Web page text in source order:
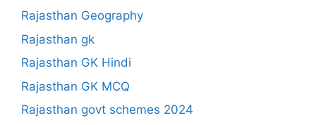
Rajasthan Geography
Rajasthan gk
Rajasthan GK Hindi
Rajasthan GK MCQ
Rajasthan govt schemes 2024